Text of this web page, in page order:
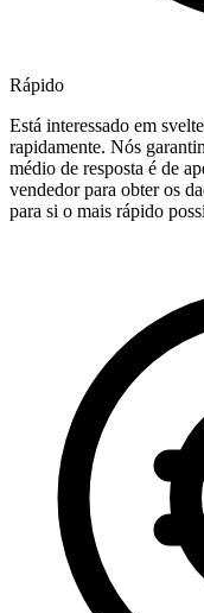
Rápido
Está interessado em
rapidamente. Nós
médio de resposta é de
vendedor para obter os
para si o mais rápido